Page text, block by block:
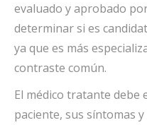
evaluado y aprobado
determinar si es
ya que es más
contraste común.
El médico tratante debe
paciente, sus síntomas